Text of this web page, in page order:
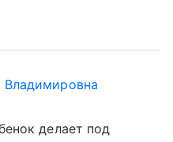
делает под